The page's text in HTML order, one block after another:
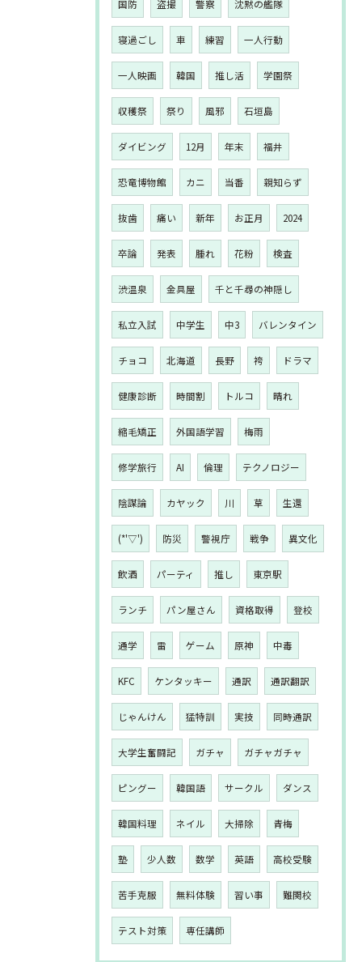
国防 盗撮 警察 沈黙の艦隊
寝過ごし 車 練習 一人行動
一人映画 韓国 推し活 学園祭
収穫祭 祭り 風邪 石垣島
ダイビング 12月 年末 福井
恐竜博物館 カニ 当番 親知らず
抜歯 痛い 新年 お正月 2024
卒論 発表 腫れ 花粉 検査
渋温泉 金具屋 千と千尋の神隠し
私立入試 中学生 中3 バレンタイン
チョコ 北海道 長野 袴 ドラマ
健康診断 時間割 トルコ 晴れ
縮毛矯正 外国語学習 梅雨
修学旅行 AI 倫理 テクノロジー
陰謀論 カヤック 川 草 生還
(*'▽') 防災 警視庁 戦争 異文化
飲酒 パーティ 推し 東京駅
ランチ パン屋さん 資格取得 登校
通学 雷 ゲーム 原神 中毒
KFC ケンタッキー 通訳 通訳翻訳
じゃんけん 猛特訓 実技 同時通訳
大学生奮闘記 ガチャ ガチャガチャ
ピングー 韓国語 サークル ダンス
韓国料理 ネイル 大掃除 青梅
塾 少人数 数学 英語 高校受験
苦手克服 無料体験 習い事 難関校
テスト対策 専任講師